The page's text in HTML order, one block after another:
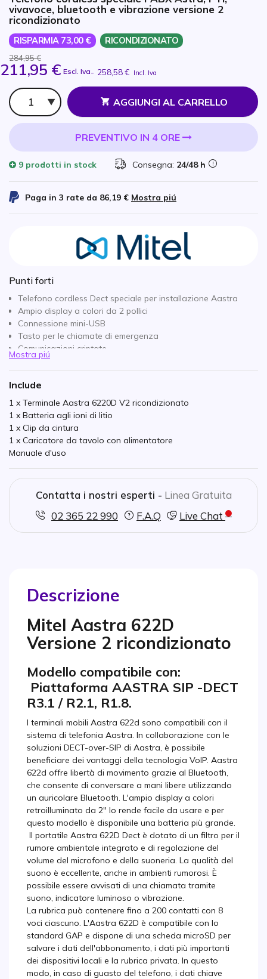
vivavoce, bluetooth e vibrazione versione 2
ricondizionato
RISPARMIA 73,00 € RICONDIZIONATO
284,95 €
211,95 € Escl. Iva- 258,58 € Incl. Iva
Qtà
AGGIUNGI AL CARRELLO
PREVENTIVO IN 4 ORE
9 prodotti in stock Consegna: 24/48 h
Paga in 3 rate da 86,19 € Mostra piú
Punti forti
Telefono cordless Dect speciale per installazione Aastra
Ampio display a colori da 2 pollici
Connessione mini-USB
Tasto per le chiamate di emergenza
Comunicazioni criptate
Resistente alle cadute su cemento
Vibrazione
Presa jack da 2,5 mm + Bluetooth per cuffie
Lettore di schede
Prodotto eco-riciclato
Mostra piú
Include
1 x Terminale Aastra 6220D V2 ricondizionato
1 x Batteria agli ioni di litio
1 x Clip da cintura
1 x Caricatore da tavolo con alimentatore
Manuale d'uso
Contatta i nostri esperti - Linea Gratuita
02 365 22 990
F.A.Q Live Chat
Descrizione
Mitel Aastra 622D
Versione 2 ricondizionato
Modello compatibile con:
Piattaforma AASTRA SIP -DECT
R3.1 / R2.1, R1.8.
I terminali mobili Aastra 622d sono compatibili con il
sistema di telefonia Aastra. In collaborazione con le
soluzioni DECT-over-SIP di Aastra, è possibile
beneficiare dei vantaggi della tecnologia VoIP. Aastra
622d offre libertà di movimento grazie al Bluetooth,
che consente di conversare a mani libere utilizzando
un auricolare Bluetooth. L'ampio display a colori
retroilluminato da 2" lo rende facile da usare e per
questo modello è disponibile una batteria più grande.
Il portatile Aastra 622D Dect è dotato di un filtro per il
rumore ambientale integrato e di regolazione del
volume del microfono e della suoneria. La qualità del
suono è eccellente, anche in ambienti rumorosi. È
possibile essere avvisati di una chiamata tramite
suono, indicatore luminoso o vibrazione.
La rubrica può contenere fino a 200 contatti con 8
voci ciascuno. L'Aastra 622D è compatibile con lo
standard GAP e dispone di una scheda microSD per
salvare i dati dell'abbonamento, i dati più importanti
dei dispositivi locali e la rubrica privata. In questo
modo, in caso di guasto del telefono, i dati chiave